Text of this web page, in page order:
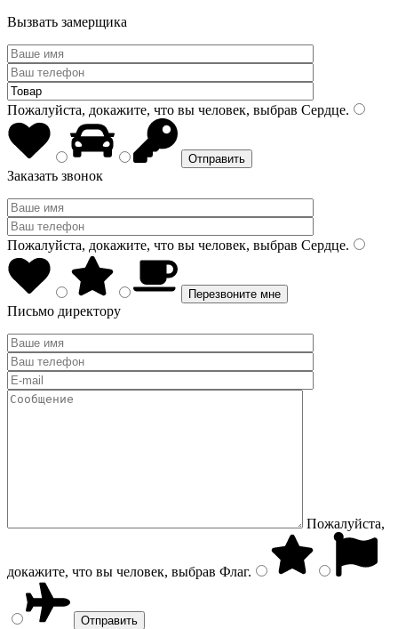
Вызвать замерщика
Пожалуйста, докажите, что вы человек, выбрав Сердце.
Заказать звонок
Пожалуйста, докажите, что вы человек, выбрав Сердце.
Письмо директору
Пожалуйста,
докажите, что вы человек, выбрав Флаг.